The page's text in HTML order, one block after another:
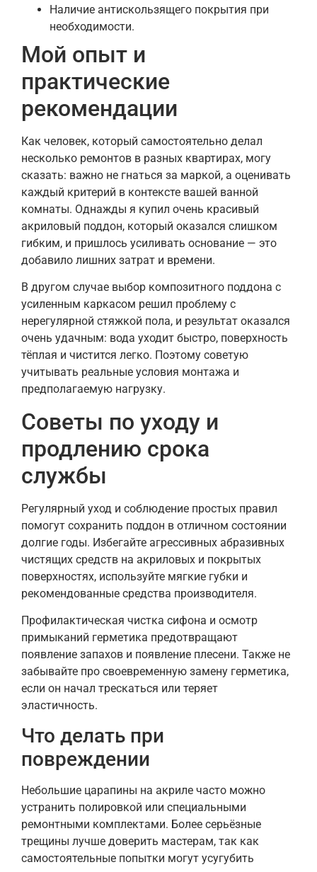
Наличие антискользящего покрытия при
необходимости.
Мой опыт и
практические
рекомендации
Как человек, который самостоятельно делал
несколько ремонтов в разных квартирах, могу
сказать: важно не гнаться за маркой, а оценивать
каждый критерий в контексте вашей ванной
комнаты. Однажды я купил очень красивый
акриловый поддон, который оказался слишком
гибким, и пришлось усиливать основание — это
добавило лишних затрат и времени.
В другом случае выбор композитного поддона с
усиленным каркасом решил проблему с
нерегулярной стяжкой пола, и результат оказался
очень удачным: вода уходит быстро, поверхность
тёплая и чистится легко. Поэтому советую
учитывать реальные условия монтажа и
предполагаемую нагрузку.
Советы по уходу и
продлению срока
службы
Регулярный уход и соблюдение простых правил
помогут сохранить поддон в отличном состоянии
долгие годы. Избегайте агрессивных абразивных
чистящих средств на акриловых и покрытых
поверхностях, используйте мягкие губки и
рекомендованные средства производителя.
Профилактическая чистка сифона и осмотр
примыканий герметика предотвращают
появление запахов и появление плесени. Также не
забывайте про своевременную замену герметика,
если он начал трескаться или теряет
эластичность.
Что делать при
повреждении
Небольшие царапины на акриле часто можно
устранить полировкой или специальными
ремонтными комплектами. Более серьёзные
трещины лучше доверить мастерам, так как
самостоятельные попытки могут усугубить